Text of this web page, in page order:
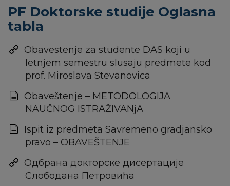
PF Doktorske studije Oglasna
tabla
Obavestenje za studente DAS koji u
letnjem semestru slusaju predmete kod
prof. Miroslava Stevanovica
Obaveštenje – METODOLOGIJA
NAUČNOG ISTRAŽIVANjA
Ispit iz predmeta Savremeno gradjansko
pravo – OBAVEŠTENJE
Одбрана докторске дисертације
Слободана Петровића